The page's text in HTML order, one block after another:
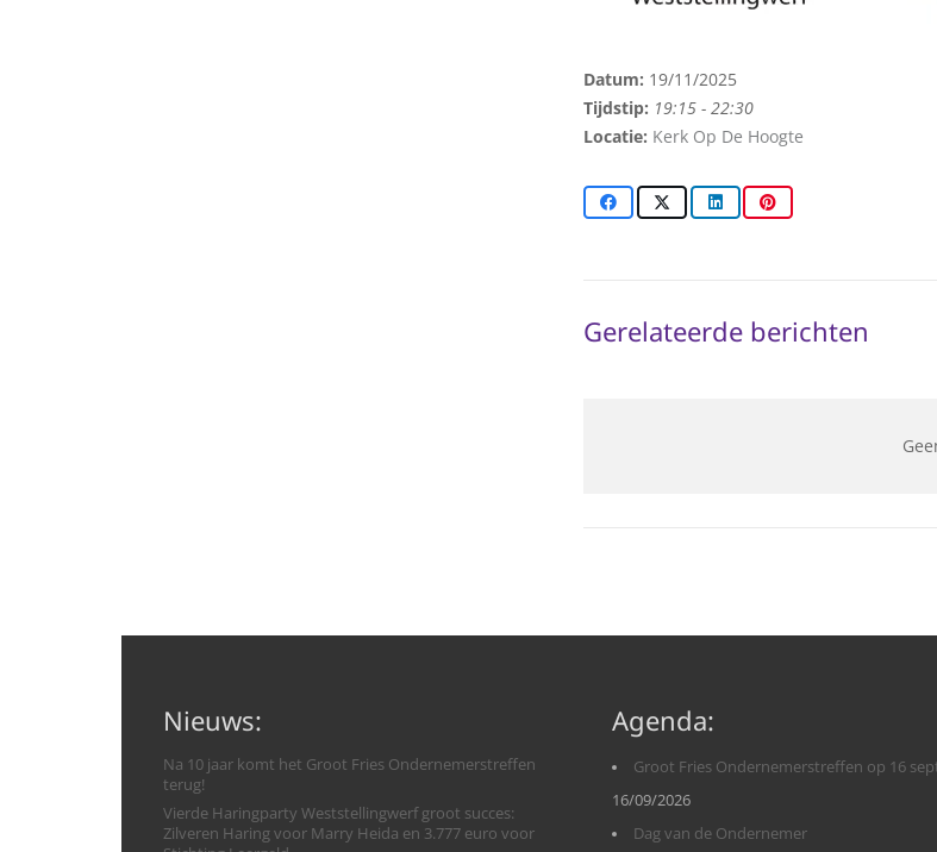
Datum: 19/11/2025
Tijdstip: 19:15 - 22:30
Locatie: Kerk Op De Hoogte
Gerelateerde berichten
Nieuws:
Na 10 jaar komt het Groot Fries Ondernemerstreffen
terug!
Vierde Haringparty Weststellingwerf groot succes:
Zilveren Haring voor Marry Heida en 3.777 euro voor
Agenda:
Groot Fries Ondernemerstreffen op 16
16/09/2026
Dag van de Ondernemer